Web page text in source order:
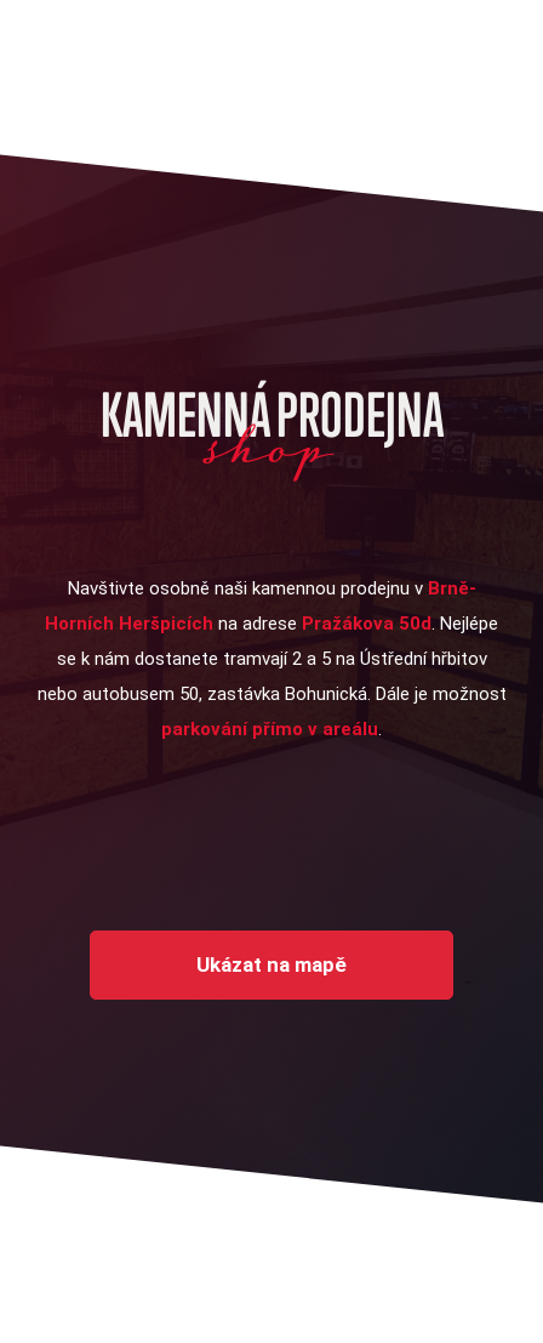
KAMENNÁ PRODEJNA
shop
Navštivte osobně naši kamennou prodejnu v Brně-
Horních Heršpicích na adrese Pražákova 50d. Nejlépe
se k nám dostanete tramvají 2 a 5 na Ústřední hřbitov
nebo autobusem 50, zastávka Bohunická. Dále je možnost
parkování přímo v areálu.
Ukázat na mapě